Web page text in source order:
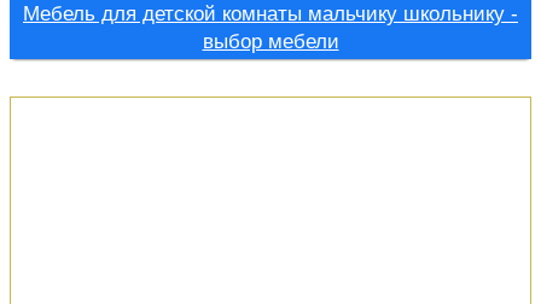
Мебель для детской комнаты мальчику школьнику -
выбор мебели